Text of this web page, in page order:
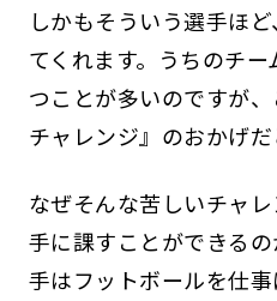
しかもそういう選手ほ
てくれます。うちのチ
つことが多いのですが
チャレンジ』のおかげだ
なぜそんな苦しいチャ
手に課すことができる
手はフットボールを仕